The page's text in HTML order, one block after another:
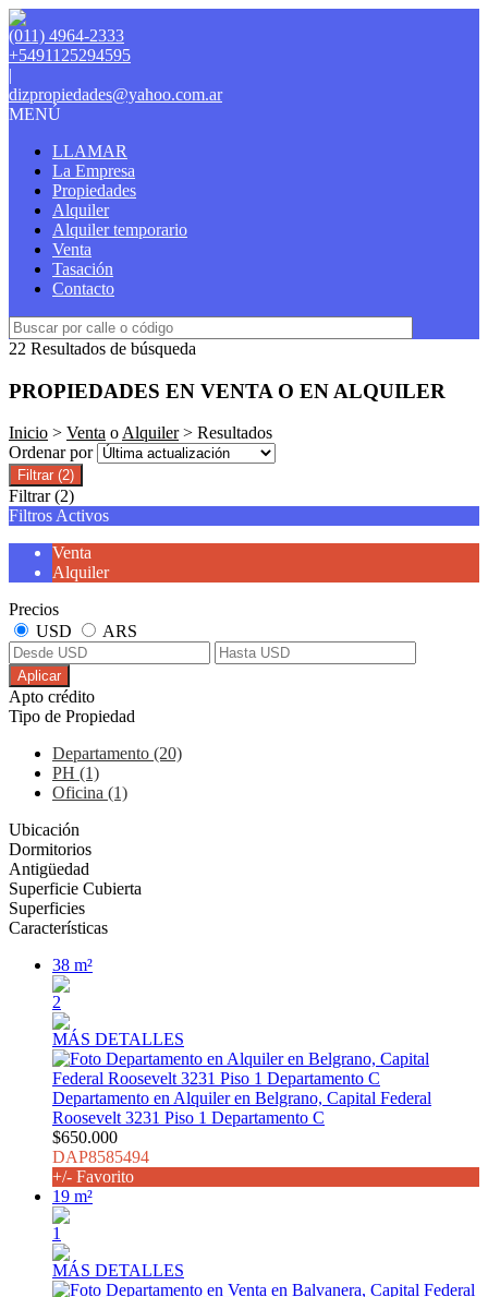
(011) 4964-2333
+5491125294595
|
dizpropiedades@yahoo.com.ar
MENÚ
LLAMAR
La Empresa
Propiedades
Alquiler
Alquiler temporario
Venta
Tasación
Contacto
22 Resultados de búsqueda
PROPIEDADES EN VENTA O EN ALQUILER
Inicio > Venta oAlquiler> Resultados
Ordenar por
Filtrar (2)
Filtrar (2)
Filtros Activos
Venta
Alquiler
Precios
USD
ARS
Aplicar
Apto crédito
Tipo de Propiedad
Departamento (20)
PH (1)
Oficina (1)
Ubicación
Dormitorios
Antigüedad
Superficie Cubierta
Superficies
Características
38 m²
2
MÁS DETALLES
Departamento en Alquiler en Belgrano, Capital Federal
Roosevelt 3231 Piso 1 Departamento C
$650.000
DAP8585494
+/- Favorito
19 m²
1
MÁS DETALLES